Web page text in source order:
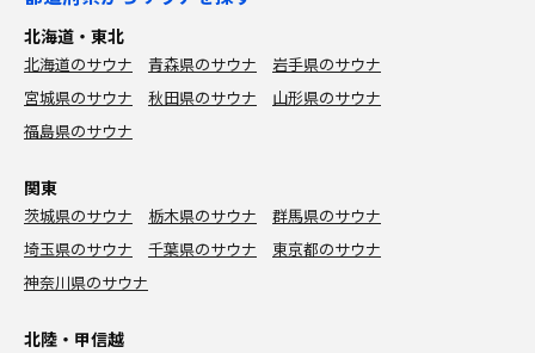
北海道・東北
北海道のサウナ 青森県のサウナ
岩手県のサウナ
宮城県のサウナ
秋田県のサウナ
山形県のサウナ
福島県のサウナ
関東
茨城県のサウナ 栃木県のサウナ
群馬県のサウナ
埼玉県のサウナ
千葉県のサウナ
東京都のサウナ
神奈川県のサウナ
北陸・甲信越